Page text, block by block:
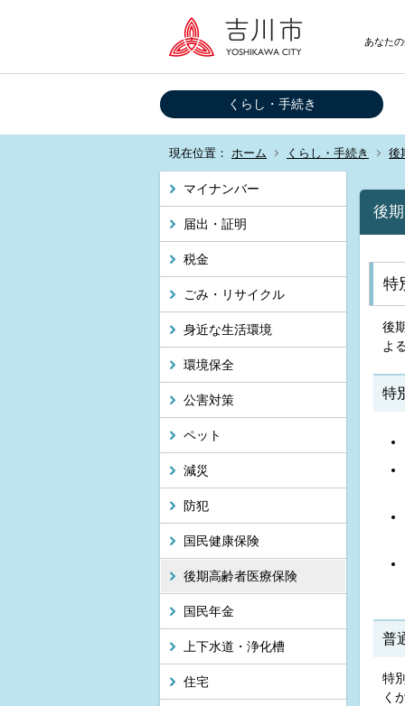
あなた
くらし・手続き
現在位置： ホーム くらし・手続き 後
マイナンバー
届出・証明
税金
ごみ・リサイクル
身近な生活環境
環境保全
公害対策
ペット
減災
防犯
国民健康保険
後期高齢者医療保険
国民年金
上下水道・浄化槽
住宅
後
特
後
よ
特
普
特
く